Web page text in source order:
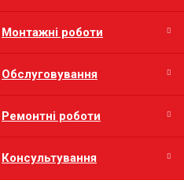
Монтажні роботи
Обслуговування
Ремонтні роботи
Консультування